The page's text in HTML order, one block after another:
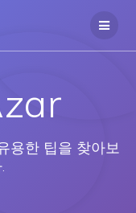
용한 팁을 찾아보